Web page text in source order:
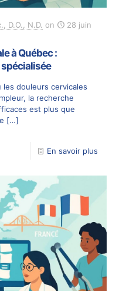
D.O., N.D. on
28 juin
à Québec :
les douleurs cervicales
la recherche
est plus que
[…]
En savoir plus